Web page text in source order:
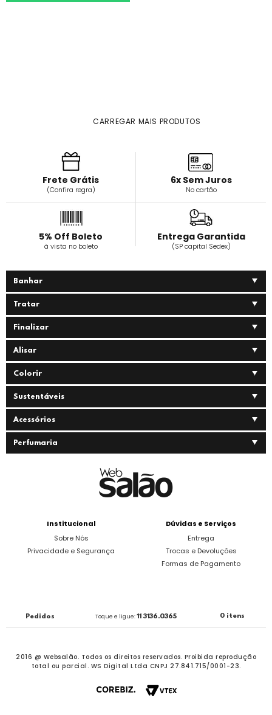
CARREGAR MAIS PRODUTOS
Frete Grátis
(Confira regra)
6x Sem Juros
No cartão
5% Off Boleto
à vista no boleto
Entrega Garantida
(SP capital Sedex)
Banhar
Tratar
Finalizar
Alisar
Colorir
Sustentáveis
Acessórios
Perfumaria
Institucional
Sobre Nós
Privacidade e Segurança
Dúvidas e Serviços
Entrega
Trocas e Devoluções
Formas de Pagamento
Pedidos Toque e ligue:11 3136.0365 0 itens
2016 @ Websalão. Todos os direitos reservados. Proibida reprodução
total ou parcial. WS Digital Ltda CNPJ 27.841.715/0001-23.